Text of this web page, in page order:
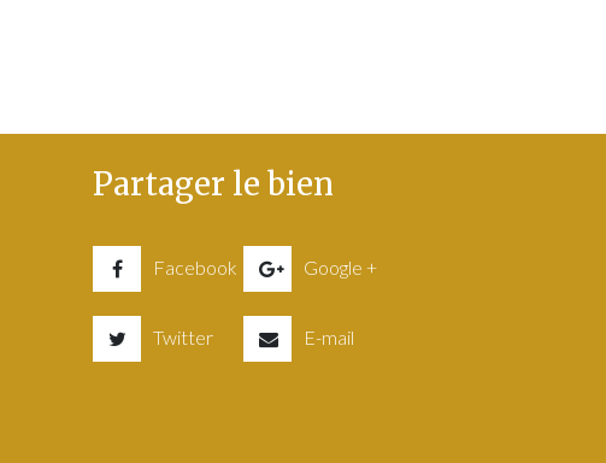
Partager le bien
Facebook Google +
Twitter E-mail